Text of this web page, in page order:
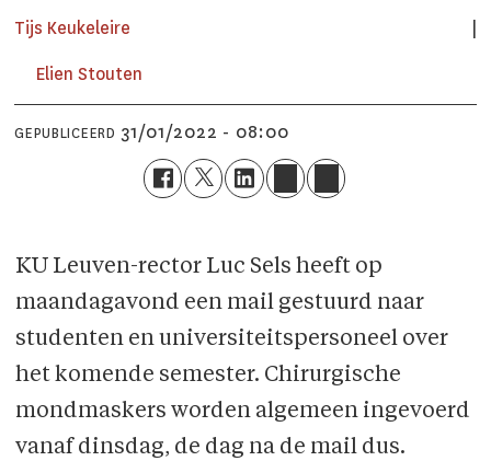
Tijs Keukeleire
Elien Stouten
GEPUBLICEERD 31/01/2022 - 08:00
KU Leuven-rector Luc Sels heeft op
maandagavond een mail gestuurd naar
studenten en universiteitspersoneel over
het komende semester. Chirurgische
mondmaskers worden algemeen ingevoerd
vanaf dinsdag, de dag na de mail dus.